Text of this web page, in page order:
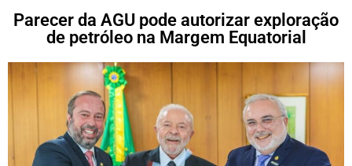
Parecer da AGU pode autorizar exploração
de petróleo na Margem Equatorial